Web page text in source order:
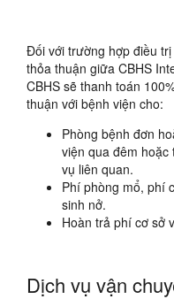
Đối với trường hợp điều
thỏa thuận giữa CBHS
CBHS sẽ thanh toán
thuận với bệnh viện cho:
Phòng bệnh đơn
viện qua đêm hoặc
vụ liên quan.
Phí phòng mổ, phí
sinh nở.
Hoàn trả phí cơ sở
Dịch vụ vận